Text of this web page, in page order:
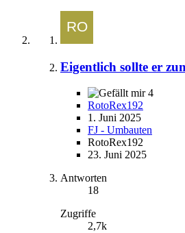
Eigentlich sollte er
4
RotoRex192
1. Juni 2025
FJ - Umbauten
RotoRex192
23. Juni 2025
Antworten
18
Zugriffe
2,7k